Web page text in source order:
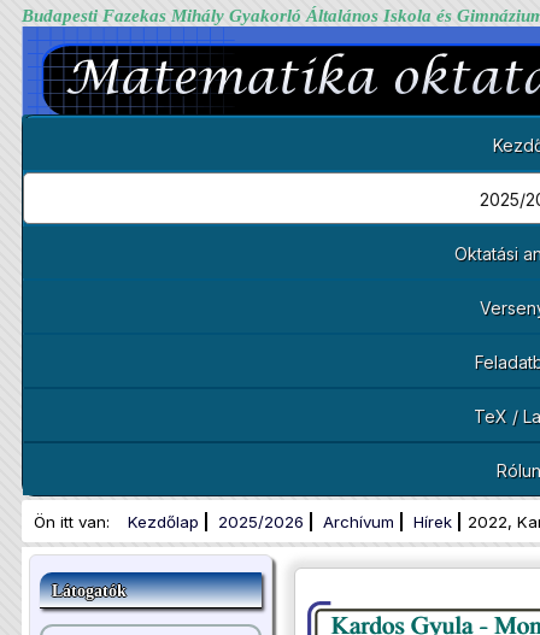
Budapesti Fazekas Mihály Gyakorló Általános Iskola és
2025/
Oktatási
TeX /
Ön itt van: Kezdőlap 2025/2026 Archívum Hírek 2022,
Látogatók